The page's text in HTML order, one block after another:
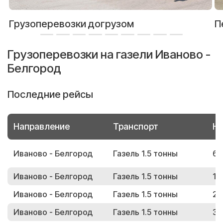
Грузоперевозки догрузом
Грузоперевозки на газели Иваново -
Белгород
Последние рейсы
Направление Транспорт
Иваново - Белгород Газель 1.5 тонны
Иваново - Белгород Газель 1.5 тонны
Иваново - Белгород
Газель 1.5 тонны
Иваново - Белгород
Газель 1.5 тонны